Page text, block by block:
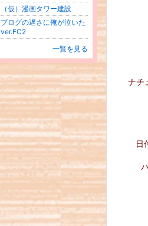
ナチ
日
（仮）漫画タワー建設
ブログの遅さに俺が泣いた
ver.FC2
一覧を見る